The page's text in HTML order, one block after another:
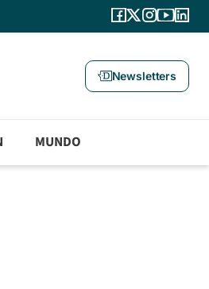
Newsletters
MUNDO